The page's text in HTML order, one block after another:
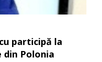
participă la
din Polonia